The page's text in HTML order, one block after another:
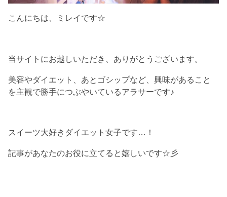
こんにちは、ミレイです☆
当サイトにお越しいただき、ありがとうございます。
美容やダイエット、あとゴシップなど、興味があること
を主観で勝手につぶやいているアラサーです♪
スイーツ大好きダイエット女子です…！
記事があなたのお役に立てると嬉しいです☆彡